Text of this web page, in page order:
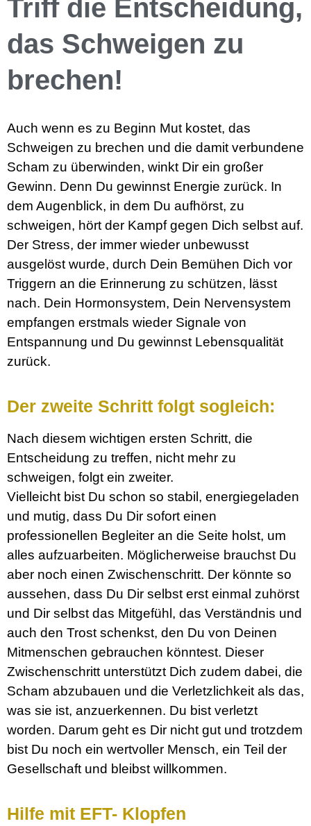
Triff die Entscheidung,
das Schweigen zu
brechen!
Auch wenn es zu Beginn Mut kostet, das
Schweigen zu brechen und die damit verbundene
Scham zu überwinden, winkt Dir ein großer
Gewinn. Denn Du gewinnst Energie zurück. In
dem Augenblick, in dem Du aufhörst, zu
schweigen, hört der Kampf gegen Dich selbst auf.
Der Stress, der immer wieder unbewusst
ausgelöst wurde, durch Dein Bemühen Dich vor
Triggern an die Erinnerung zu schützen, lässt
nach. Dein Hormonsystem, Dein Nervensystem
empfangen erstmals wieder Signale von
Entspannung und Du gewinnst Lebensqualität
zurück.
Der zweite Schritt folgt sogleich:
Nach diesem wichtigen ersten Schritt, die
Entscheidung zu treffen, nicht mehr zu
schweigen, folgt ein zweiter.
Vielleicht bist Du schon so stabil, energiegeladen
und mutig, dass Du Dir sofort einen
professionellen Begleiter an die Seite holst, um
alles aufzuarbeiten. Möglicherweise brauchst Du
aber noch einen Zwischenschritt. Der könnte so
aussehen, dass Du Dir selbst erst einmal zuhörst
und Dir selbst das Mitgefühl, das Verständnis und
auch den Trost schenkst, den Du von Deinen
Mitmenschen gebrauchen könntest. Dieser
Zwischenschritt unterstützt Dich zudem dabei, die
Scham abzubauen und die Verletzlichkeit als das,
was sie ist, anzuerkennen. Du bist verletzt
worden. Darum geht es Dir nicht gut und trotzdem
bist Du noch ein wertvoller Mensch, ein Teil der
Gesellschaft und bleibst willkommen.
Hilfe mit EFT- Klopfen